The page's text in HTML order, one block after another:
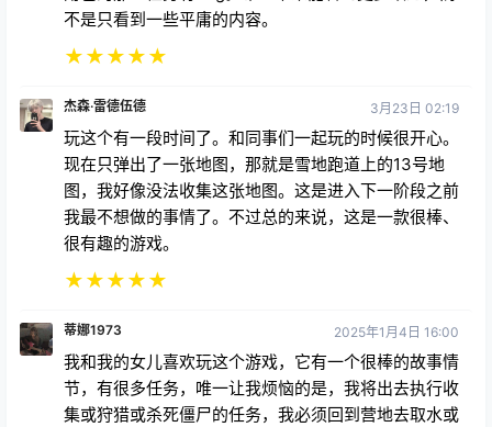
不是只看到一些平庸的内容。
★★★★★
杰森·雷德伍德 3月23日 02:19
玩这个有一段时间了。和同事们一起玩的时候很开心。
现在只弹出了一张地图，那就是雪地跑道上的13号地
图，我好像没法收集这张地图。这是进入下一阶段之前
我最不想做的事情了。不过总的来说，这是一款很棒、
很有趣的游戏。
★★★★★
蒂娜1973 2025年1月4日 16:00
我和我的女儿喜欢玩这个游戏，它有一个很棒的故事情
节，有很多任务，唯一让我烦恼的是，我将出去执行收
集或狩猎或杀死僵尸的任务，我必须回到营地去取水或